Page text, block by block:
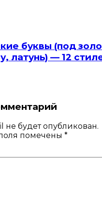
буквы (под
латунь) — 12
не будет опубликован.
помечены *